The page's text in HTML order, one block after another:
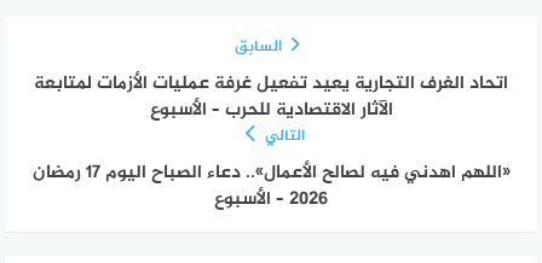
السابق
اتحاد الغرف التجارية يعيد تفعيل غرفة عمليات الأزمات لمتابعة
الآثار الاقتصادية للحرب – الأسبوع
التالي
«اللهم اهدني فيه لصالح الأعمال».. دعاء الصباح اليوم 17 رمضان
2026 – الأسبوع